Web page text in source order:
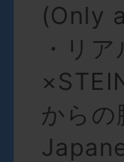
(Only
・リ
から